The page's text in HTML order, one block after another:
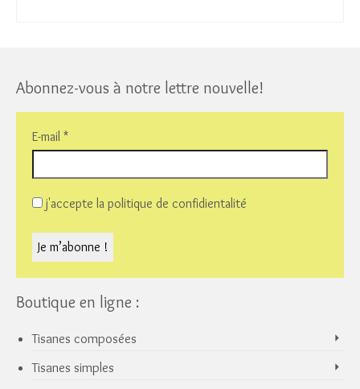
variants.
The
chosen
the
Abonnez-vous à notre lettre nouvelle!
E-mail *
j'accepte la politique de confidientalité
Boutique en ligne :
Tisanes composées
Tisanes simples